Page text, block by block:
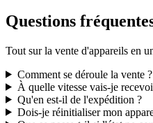
Questions
Tout sur la vente d'appareils en
Comment se déroule la vente ?
À quelle vitesse vais-je
Qu'en est-il de l'expédition ?
Dois-je réinitialiser mon